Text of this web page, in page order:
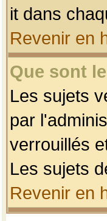
it dans
Revenir en
Que sont
Les sujets
par
verrouillés
Les sujets
Revenir en